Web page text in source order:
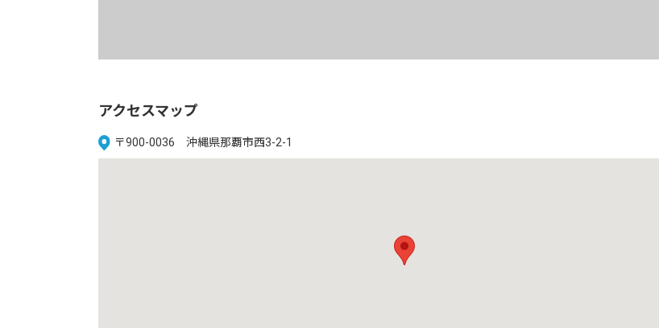
アクセスマップ
〒900-0036 沖縄県那覇市西3-2-1